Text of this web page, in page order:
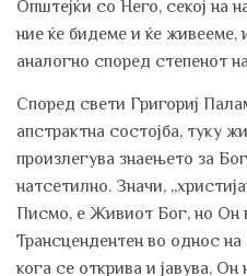
Општејќи со Него, секој на
ние ќе бидеме и ќе живееме,
аналогно според степенот
Според свети Григориј
апстрактна состојба, туку
произлегува знаењето за
натсетилно. Значи,
Писмо, е Живиот Бог, но Он
Трансцендентен во однос
кога се открива и јавува,